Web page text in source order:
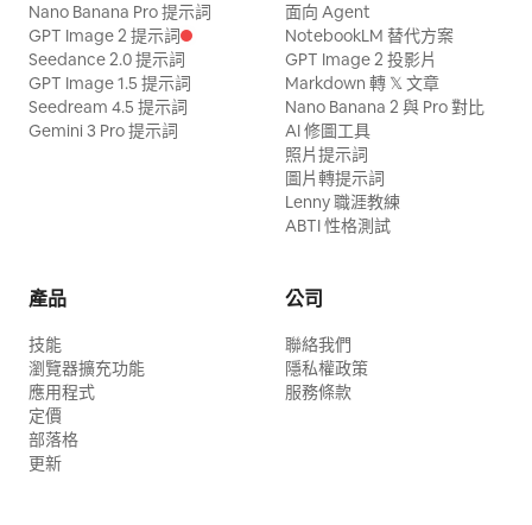
Nano Banana Pro 提示詞
GPT Image 2 提示詞
Seedance 2.0 提示詞
GPT Image 1.5 提示詞
Seedream 4.5 提示詞
Gemini 3 Pro 提示詞
面向 Agent
NotebookLM 替代方案
GPT Image 2 投影片
Markdown 轉 𝕏 文章
Nano Banana 2 與 Pro 對比
AI 修圖工具
照片提示詞
圖片轉提示詞
Lenny 職涯教練
ABTI 性格測試
產品
技能
瀏覽器擴充功能
應用程式
定價
部落格
更新
公司
聯絡我們
隱私權政策
服務條款